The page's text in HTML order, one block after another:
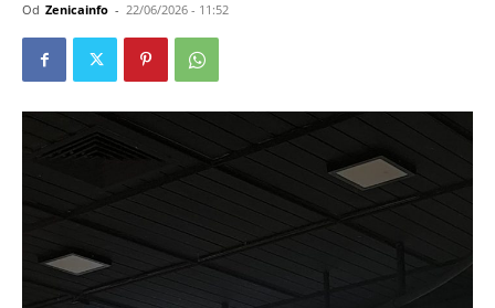
Od Zenicainfo - 22/06/2026 - 11:52